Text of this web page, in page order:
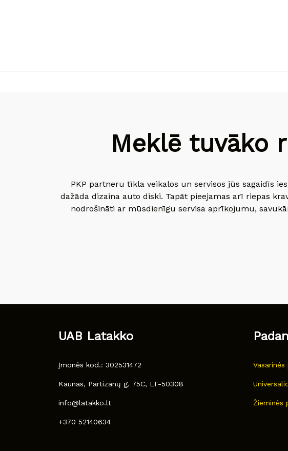
Meklē tuvāko
PKP partneru tīkla veikalos un servisos jūs sagaidīs
dažāda dizaina auto diski. Tapāt pieejamas arī riepas
nodrošināti ar mūsdienīgu servisa aprīkojumu,
UAB Latakko
Įmonės kod.: 302531472
Kaunas, Partizanų g. 75C, LT-50308
info@latakko.lt
+370 52140634
Žieminės